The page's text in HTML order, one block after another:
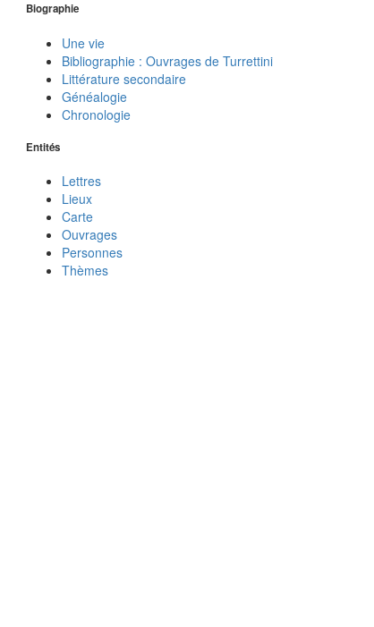
Biographie
Une vie
Bibliographie : Ouvrages de Turrettini
Littérature secondaire
Généalogie
Chronologie
Entités
Lettres
Lieux
Carte
Ouvrages
Personnes
Thèmes